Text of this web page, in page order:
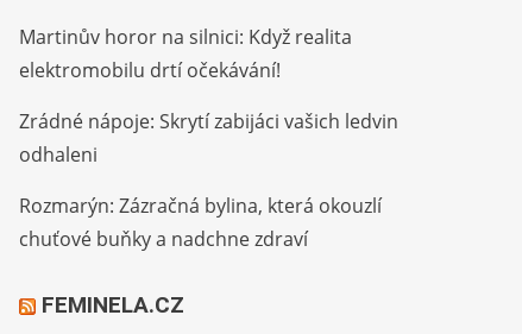
Martinův horor na silnici: Když realita
elektromobilu drtí očekávání!
Zrádné nápoje: Skrytí zabijáci vašich ledvin
odhaleni
Rozmarýn: Zázračná bylina, která okouzlí
chuťové buňky a nadchne zdraví
FEMINELA.CZ